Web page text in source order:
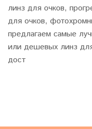
линз для очков,
для очков,
предлагаем самые
или дешевых линз
дост